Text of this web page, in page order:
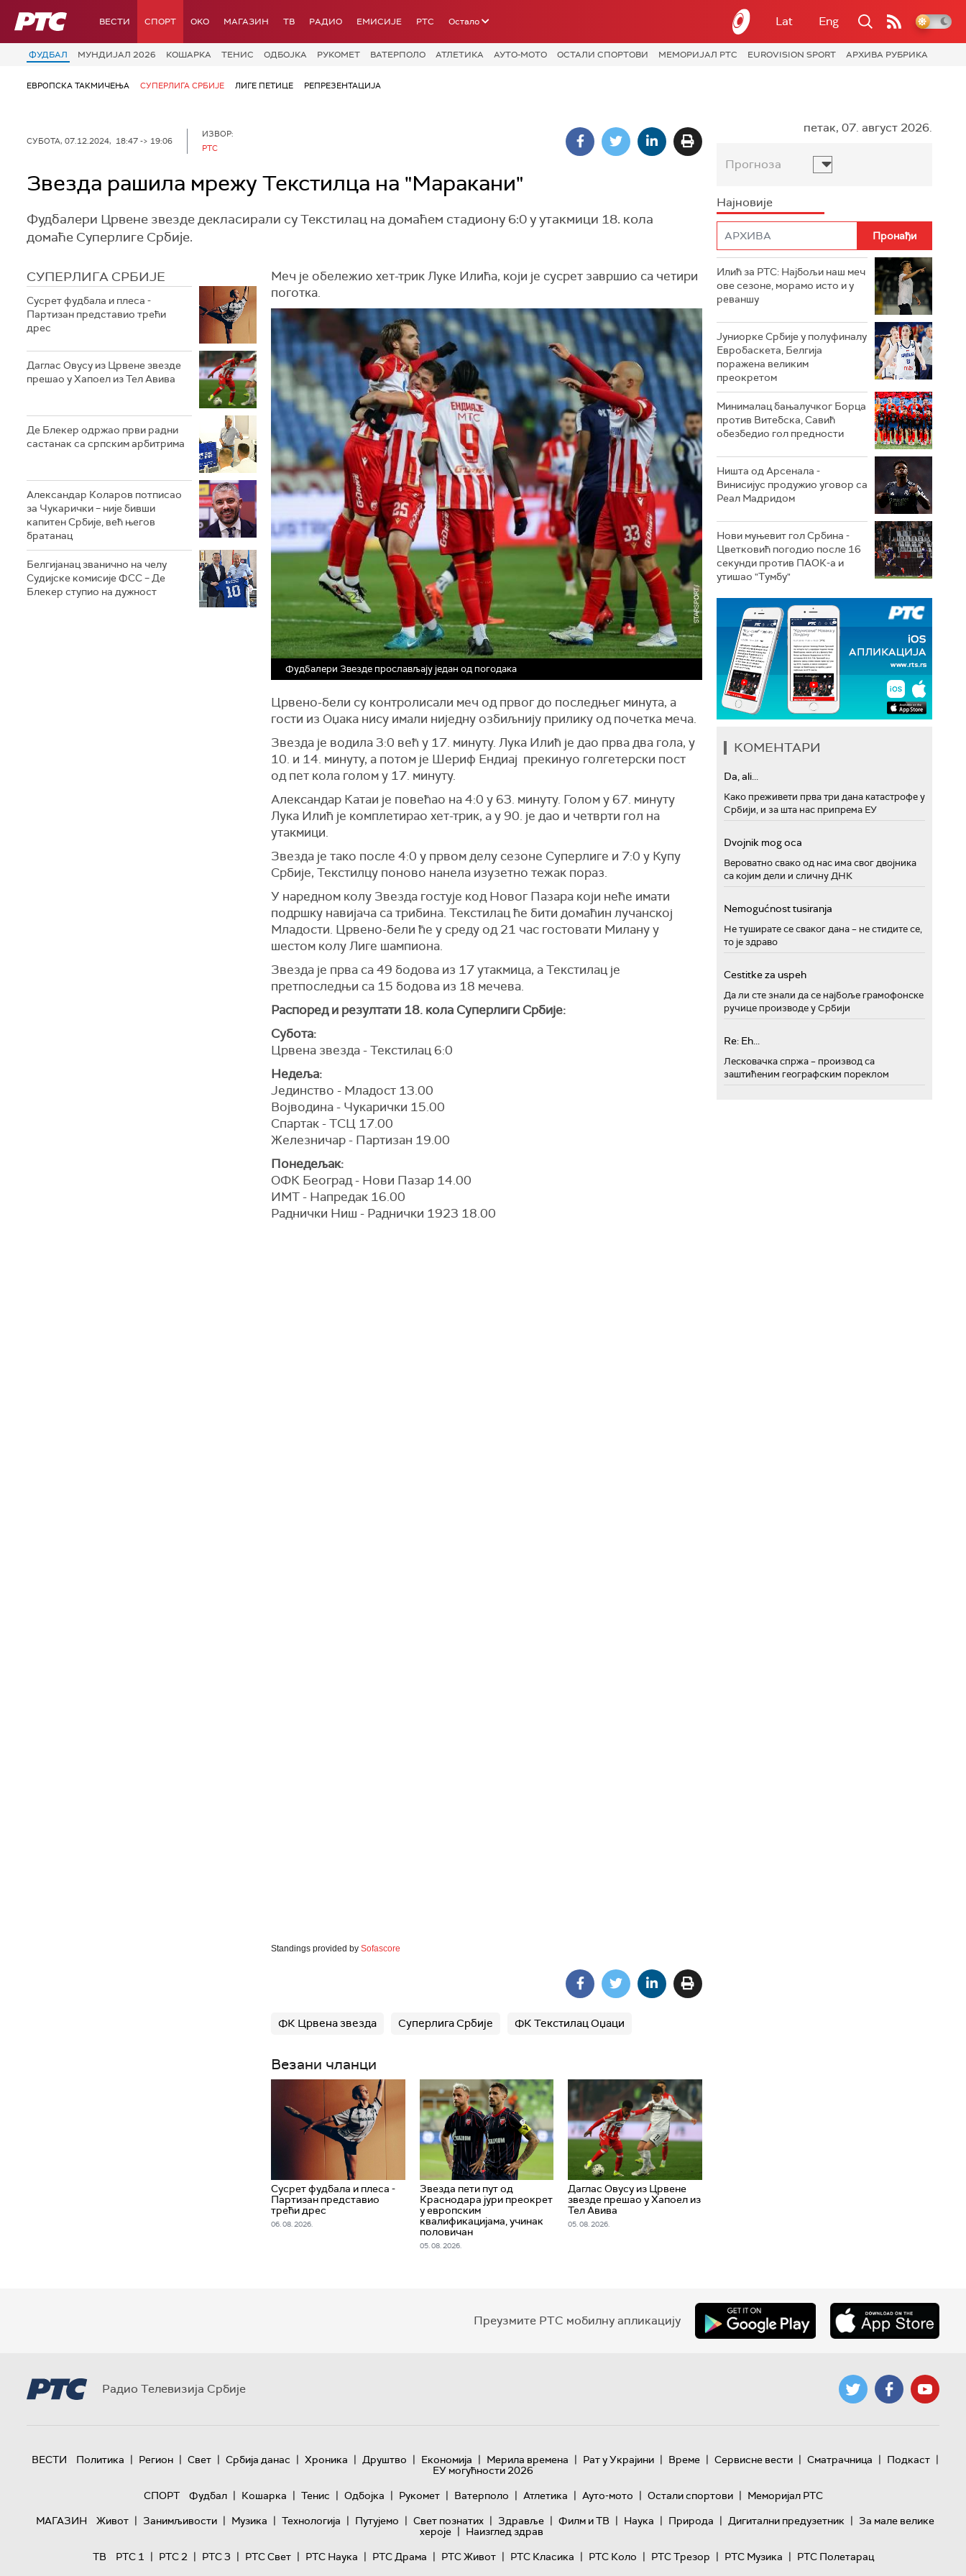
РТС ВЕСТИ СПОРТ OKO МАГАЗИН ТВ РАДИО ЕМИСИЈЕ РТС Остало Lat Eng
ФУДБАЛ МУНДИЈАЛ 2026 КОШАРКА ТЕНИС ОДБОЈКА РУКОМЕТ ВАТЕРПОЛО АТЛЕТИКА АУТО-МОТО ОСТАЛИ СПОРТОВИ МЕМОРИЈАЛ РТС EUROVISION SPORT АРХИВА РУБРИКА
ЕВРОПСКА ТАКМИЧЕЊА СУПЕРЛИГА СРБИЈЕ ЛИГЕ ПЕТИЦЕ РЕПРЕЗЕНТАЦИЈА
СУБОТА, 07.12.2024, 18:47 -> 19:06
ИЗВОР:
РТС
Звезда рашила мрежу Текстилца на "Маракани"
Фудбалери Црвене звезде декласирали су Текстилац на домаћем стадиону 6:0 у утакмици 18. кола
домаће Суперлиге Србије.
СУПЕРЛИГА СРБИЈЕ
Сусрет фудбала и плеса -
Партизан представио трећи
дрес
Даглас Овусу из Црвене звезде
прешао у Хапоел из Тел Авива
Де Блекер одржао први радни
састанак са српским арбитрима
Александар Коларов потписао
за Чукарички – није бивши
капитен Србије, већ његов
братанац
Белгијанац званично на челу
Судијске комисије ФСС – Де
Блекер ступио на дужност
Меч је обележио хет-трик Луке Илића, који је сусрет завршио са четири
поготка.
Фудбалери Звезде прослављају један од погодака
Црвено-бели су контролисали меч од првог до последњег минута, а
гости из Оџака нису имали ниједну озбиљнију прилику од почетка меча.
Звезда је водила 3:0 већ у 17. минуту. Лука Илић је дао прва два гола, у
10. и 14. минуту, а потом је Шериф Ендиај прекинуо голгетерски пост
од пет кола голом у 17. минуту.
Александар Катаи је повећао на 4:0 у 63. минуту. Голом у 67. минуту
Лука Илић је комплетирао хет-трик, а у 90. је дао и четврти гол на
утакмици.
Звезда је тако после 4:0 у првом делу сезоне Суперлиге и 7:0 у Купу
Србије, Текстилцу поново нанела изузетно тежак пораз.
У наредном колу Звезда гостује код Новог Пазара који неће имати
подршку навијача са трибина. Текстилац ће бити домаћин лучанској
Младости. Црвено-бели ће у среду од 21 час гостовати Милану у
шестом колу Лиге шампиона.
Звезда је прва са 49 бодова из 17 утакмица, а Текстилац је
претпоследњи са 15 бодова из 18 мечева.
Распоред и резултати 18. кола Суперлиги Србије:
Субота:
Црвена звезда - Текстилац 6:0
Недеља:
Јединство - Младост 13.00
Војводина - Чукарички 15.00
Спартак - ТСЦ 17.00
Железничар - Партизан 19.00
Понедељак:
ОФК Београд - Нови Пазар 14.00
ИМТ - Напредак 16.00
Раднички Ниш - Раднички 1923 18.00
Standings provided by Sofascore
ФК Црвена звезда Суперлига Србије ФК Текстилац Оџаци
Везани чланци
Сусрет фудбала и плеса -
Партизан представио
трећи дрес
06. 08. 2026.
Звезда пети пут од
Краснодара јури преокрет
у европским
квалификацијама, учинак
половичан
05. 08. 2026.
Даглас Овусу из Црвене
звезде прешао у Хапоел из
Тел Авива
05. 08. 2026.
петак, 07. август 2026.
Прогноза
Најновије
Илић за РТС: Најбољи наш меч
ове сезоне, морамо исто и у
реваншу
Јуниорке Србије у полуфиналу
Евробаскета, Белгија
поражена великим
преокретом
Минималац бањалучког Борца
против Витебска, Савић
обезбедио гол предности
Ништа од Арсенала -
Винисијус продужио уговор са
Реал Мадридом
Нови муњевит гол Србина -
Цветковић погодио после 16
секунди против ПАОК-а и
утишао "Тумбу"
КОМЕНТАРИ
Da, ali...
Како преживети прва три дана катастрофе у
Србији, и за шта нас припрема ЕУ
Dvojnik mog oca
Вероватно свако од нас има свог двојника
са којим дели и сличну ДНК
Nemogućnost tusiranja
Не туширате се сваког дана – не стидите се,
то је здраво
Cestitke za uspeh
Да ли сте знали да се најбоље грамофонске
ручице производе у Србији
Re: Eh...
Лесковачка спржа – производ са
заштићеним географским пореклом
Преузмите РТС мобилну апликацију
Радио Телевизија Србије
ВЕСТИ Политика | Регион | Свет | Србија данас | Хроника | Друштво | Економија | Мерила времена | Рат у Украјини | Време | Сервисне вести | Сматрачница | Подкаст |
ЕУ могућности 2026
СПОРТ
Фудбал | Кошарка | Тенис | Одбојка | Рукомет | Ватерполо | Атлетика | Ауто-мото | Остали спортови | Меморијал РТС
МАГАЗИН
Живот | Занимљивости | Музика | Технологијa | Путујемо | Свет познатих | Здравље | Филм и ТВ | Наука | Природа | Дигитални предузетник | За мале велике
хероје | Наизглед здрав
ТВ
РТС 1 | РТС 2 | РТС 3 | РТС Свет | РТС Наука | РТС Драма | РТС Живот | РТС Класика | РТС Коло | РТС Трезор | РТС Музика | РТС Полетарац